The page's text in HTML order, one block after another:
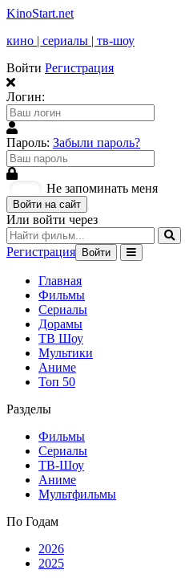
KinoStart.net
кино | сериалы | тв-шоу
Войти Регистрация
Логин:
Пароль: Забыли пароль?
Не запоминать меня
Войти на сайт
Или войти через
Регистрация Войти
Главная
Фильмы
Сериалы
Дорамы
ТВ Шоу
Мультики
Аниме
Топ 50
Разделы
Фильмы
Сериалы
ТВ-Шоу
Аниме
Мультфильмы
По Годам
2026
2025